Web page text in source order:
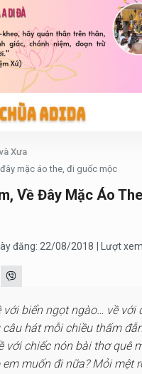
Xưa
mặc áo the, đi guốc mộc
Về Đây Mặc Áo
đăng: 22/08/2018 | Lượt
với biển ngọt ngào… về với
hát mỗi chiều thấm
với chiếc nón bài thơ quê
muốn đi nữa? Mỏi mệt